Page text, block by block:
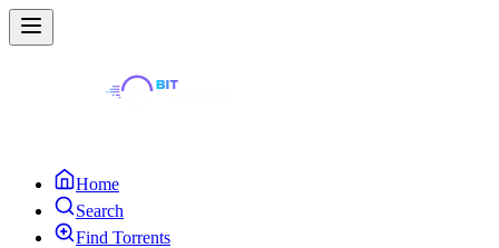
Home
Search
Find Torrents